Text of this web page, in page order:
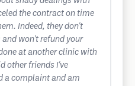
the contract on time
Indeed, they don't
won't refund your
at another clinic with
other friends I've
a complaint and am